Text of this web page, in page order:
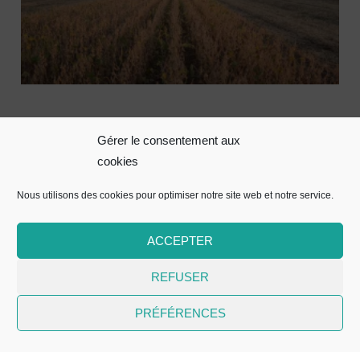
Gérer le consentement aux
cookies
Nous utilisons des cookies pour optimiser notre site web et notre service.
ACCEPTER
REFUSER
PRÉFÉRENCES
2026 | Résultats 2025